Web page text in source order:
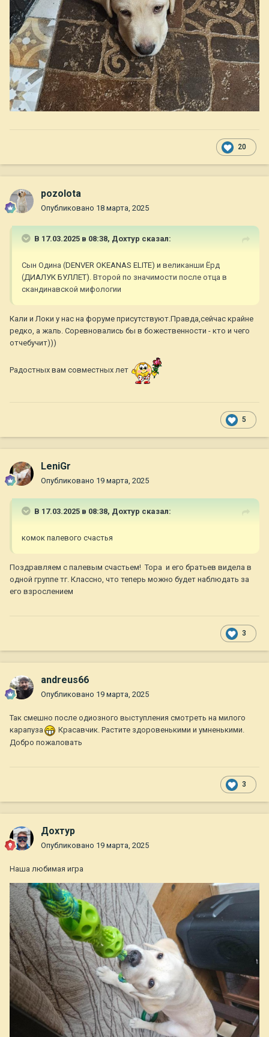
20
pozolota
Опубликовано 18 марта, 2025
В 17.03.2025 в 08:38, Дохтур сказал:
Сын Одина (DENVER OKEANAS ELITE) и великанши Ёрд
(ДИАЛУК БУЛЛЕТ). Второй по значимости после отца в
скандинавской мифологии
Кали и Локи у нас на форуме присутствуют.Правда,сейчас крайне
редко, а жаль. Соревновались бы в божественности - кто и чего
отчебучит)))
Радостных вам совместных лет
5
LeniGr
Опубликовано 19 марта, 2025
В 17.03.2025 в 08:38, Дохтур сказал:
комок палевого счастья
Поздравляем с палевым счастьем! Тора и его братьев видела в
одной группе тг. Классно, что теперь можно будет наблюдать за
его взрослением
3
andreus66
Опубликовано 19 марта, 2025
Так смешно после одиозного выступления смотреть на милого
карапуза
Красавчик. Растите здоровенькими и умненькими.
Добро пожаловать
3
Дохтур
Опубликовано 19 марта, 2025
Наша любимая игра